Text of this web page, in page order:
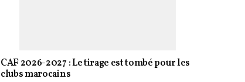
CAF 2026-2027 : Le tirage est tombé pour les
clubs marocains